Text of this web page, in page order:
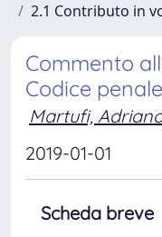
2.1 Contributo in
Commento
Codice penale
Martufi,
2019-01-01
Scheda breve